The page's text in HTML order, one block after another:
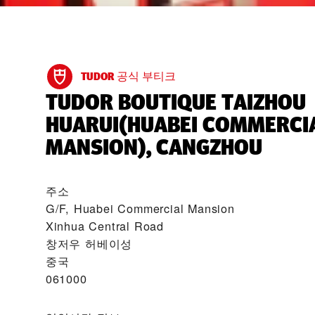
TUDOR 공식 부티크
‭TUDOR BOUTIQUE TAIZHOU
HUARUI(HUABEI
MANSION), CANGZHOU‬
주소
G/F, Huabei Commercial Mansion
Xinhua Central Road
창저우 허베이성
중국
061000